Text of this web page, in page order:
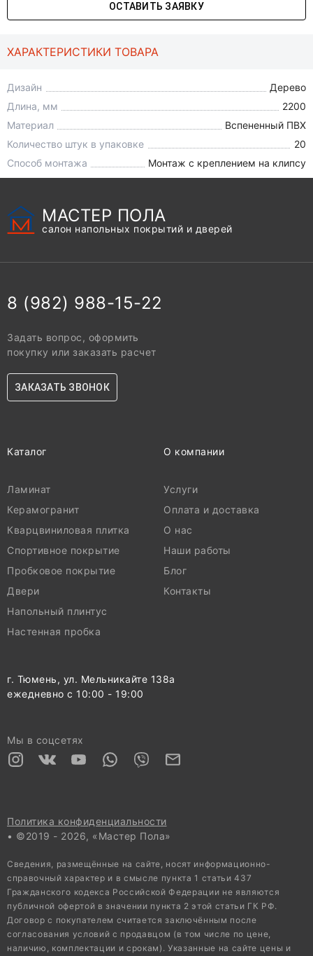
ОСТАВИТЬ ЗАЯВКУ
ХАРАКТЕРИСТИКИ ТОВАРА
Дизайн
Дерево
Длина, мм
2200
Материал
Вспененный ПВХ
Количество штук в упаковке
20
Способ монтажа
Монтаж с креплением на клипсу
МАСТЕР ПОЛА
салон напольных покрытий и дверей
8 (982) 988-15-22
Задать вопрос, оформить
покупку или заказать расчет
ЗАКАЗАТЬ ЗВОНОК
Каталог
Ламинат
Керамогранит
Кварцвиниловая плитка
Спортивное покрытие
Пробковое покрытие
Двери
Напольный плинтус
Настенная пробка
О компании
Услуги
Оплата и доставка
О нас
Наши работы
Блог
Контакты
г. Тюмень, ул. Мельникайте 138а
ежедневно с 10:00 - 19:00
Мы в соцсетях
Политика конфиденциальности
• ©2019 - 2026, «Мастер Пола»
Сведения, размещённые на сайте, носят информационно-
справочный характер и в смысле пункта 1 статьи 437
Гражданского кодекса Российской Федерации не являются
публичной офертой в значении пункта 2 этой статьи ГК РФ.
Договор с покупателем считается заключённым после
согласования условий с продавцом (в том числе по цене,
наличию, комплектации и срокам). Указанные на сайте цены и